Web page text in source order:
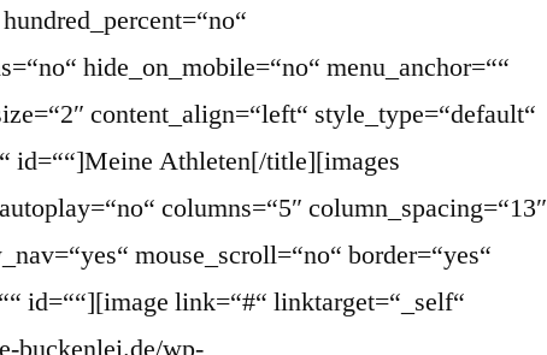
hide_on_mobile=“no“ menu_anchor=““
content_align=“left“ style_type=“default“
id=““]Meine Athleten[/title][images
columns=“5″ column_spacing=“13″
mouse_scroll=“no“ border=“yes“
id=““][image link=“#“ linktarget=“_self“